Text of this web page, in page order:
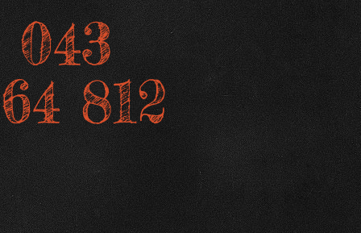
812